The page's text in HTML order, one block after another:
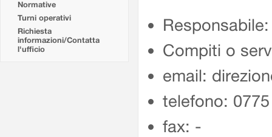
Normative
Turni operativi
Richiesta
informazioni/Contatta
l'ufficio
Compiti o
email:
telefono:
fax: -